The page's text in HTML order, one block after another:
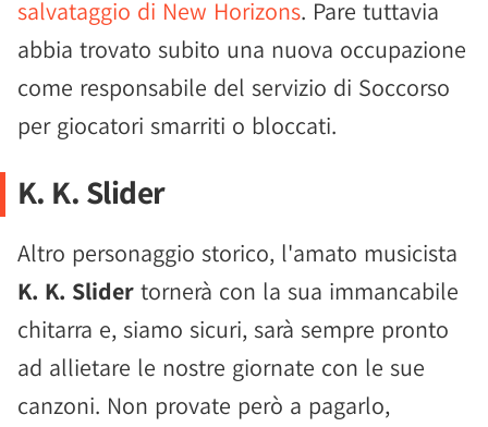
salvataggio di New Horizons. Pare tuttavia
abbia trovato subito una nuova occupazione
come responsabile del servizio di Soccorso
per giocatori smarriti o bloccati.
K. K. Slider
Altro personaggio storico, l'amato musicista
K. K. Slider tornerà con la sua immancabile
chitarra e, siamo sicuri, sarà sempre pronto
ad allietare le nostre giornate con le sue
canzoni. Non provate però a pagarlo,